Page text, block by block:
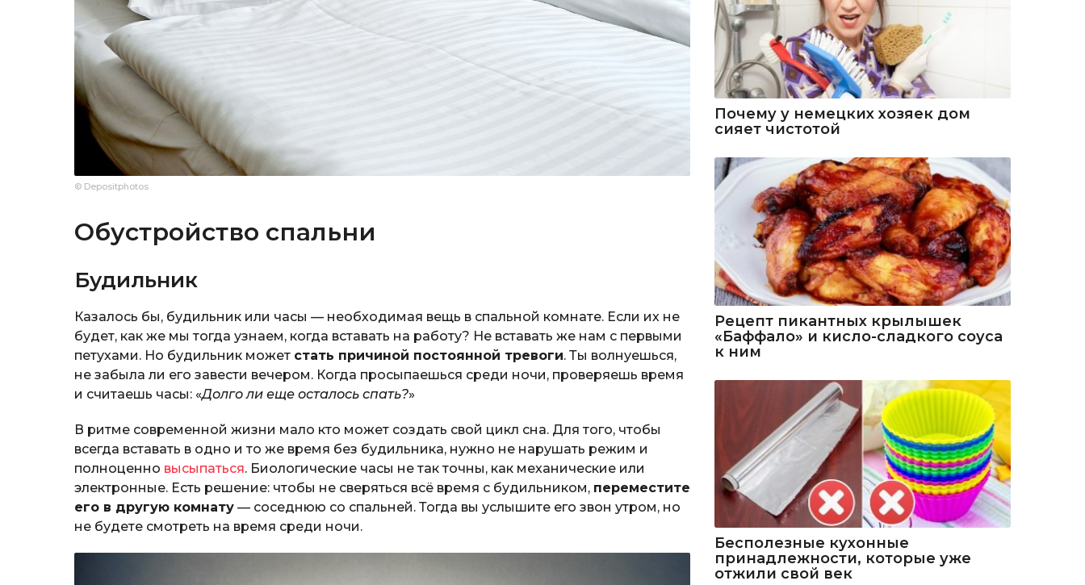
© Depositphotos
Обустройство спальни
Будильник
Казалось бы, будильник или часы — необходимая вещь в спальной комнате. Если их не
будет, как же мы тогда узнаем, когда вставать на работу? Не вставать же нам с первыми
петухами. Но будильник может стать причиной постоянной тревоги. Ты волнуешься,
не забыла ли его завести вечером. Когда просыпаешься среди ночи, проверяешь время
и считаешь часы: «Долго ли еще осталось спать?»
В ритме современной жизни мало кто может создать свой цикл сна. Для того, чтобы
всегда вставать в одно и то же время без будильника, нужно не нарушать режим и
полноценно высыпаться. Биологические часы не так точны, как механические или
электронные. Есть решение: чтобы не сверяться всё время с будильником, переместите
его в другую комнату — соседнюю со спальней. Тогда вы услышите его звон утром, но
не будете смотреть на время среди ночи.
Почему у немецких хозяек дом
сияет чистотой
Рецепт пикантных крылышек
«Баффало» и кисло-сладкого соуса
к ним
Бесполезные кухонные
принадлежности, которые уже
отжили свой век